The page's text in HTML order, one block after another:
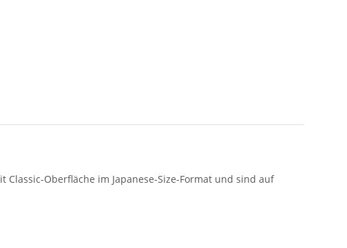
Oberfläche im Japanese-Size-Format und sind auf